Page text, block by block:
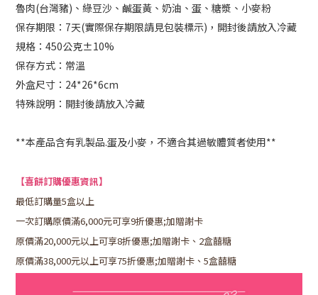
魯肉(台灣豬)、綠豆沙、鹹蛋黃、奶油、蛋、糖漿、小麥粉
保存期限：7天(實際保存期限請見包裝標示)，開封後請放入冷藏
規格：450公克±10%
保存方式：常溫
外盒尺寸：24*26*6cm
特殊說明：開封後請放入冷藏
**本產品含有乳製品.蛋及小麥，不適合其過敏體質者使用**
【喜餅訂購優惠資訊】
最低訂購量5盒以上
一次訂購原價滿6,000元可享9折優惠;加贈謝卡
原價滿20,000元以上可享8折優惠;加贈謝卡、2盒囍糖
原價滿38,000元以上可享75折優惠;加贈謝卡、5盒囍糖